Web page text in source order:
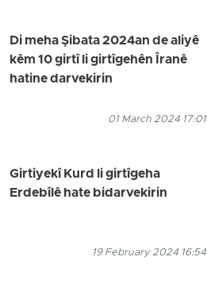
Di meha Şibata 2024an de aliyê
kêm 10 girtî li girtîgehên Îranê
hatine darvekirin
01 March 2024 17:01
Girtiyekî Kurd li girtîgeha
Erdebîlê hate bidarvekirin
19 February 2024 16:54